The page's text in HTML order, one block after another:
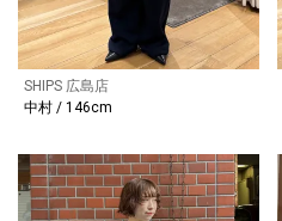
SHIPS 広島店
中村 / 146cm